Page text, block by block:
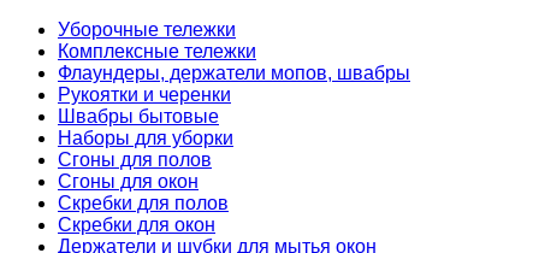
Уборочные тележки
Комплексные тележки
Флаундеры, держатели мопов, швабры
Рукоятки и черенки
Швабры бытовые
Наборы для уборки
Сгоны для полов
Сгоны для окон
Скребки для полов
Скребки для окон
Держатели и шубки для мытья окон